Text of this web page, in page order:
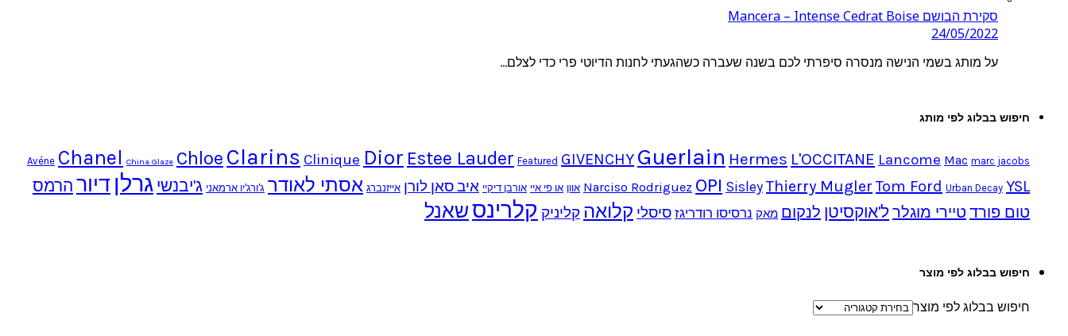
סקירת הבושם Mancera – Intense Cedrat Boise
24/05/2022
על מותג בשמי הנישה מנסרה סיפרתי לכם בשנה שעברה כשהגעתי לחנות הדיוטי פרי כדי לצלם…
חיפוש בבלוג לפי מותג
Avéne Chanel China Glaze Chloe Clarins Clinique Dior Estee Lauder Featured GIVENCHY Guerlain Hermes L'OCCITANE Lancome Mac marc jacobs
Narciso Rodriguez OPI Sisley Thierry Mugler Tom Ford Urban Decay YSL אוון או פי איי אורבן דיקיי איב סאן לורן אייזנברג אסתי לאודר ג'ורג'יו ארמאני ג'יבנשי גרלןדיור הרמס
טום פורד טיירי מוגלרל'אוקסיטן לנקום מאק נרסיסו רודריגז סיסלי קלואה קליניק קלרינסשאנל
חיפוש בבלוג לפי מוצר
חיפוש בבלוג לפי מוצר